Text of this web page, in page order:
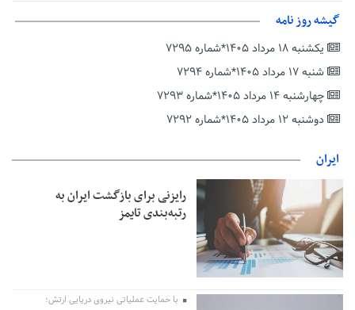
پزشکیان‌: بهترین زمان برای دستیابی به توافق شرایط کنونی است/از
عارف: جنگ اصلی امروز، جنگ روایت‌ها بر سر امید و هویت ملی
است
هشدار معاون وظیفه عمومی گیلان به سربازان فراری؛ اعطای
معافیت شایعه است
ندارد
پس از استعفا
گیشه روز نامه
یکشنبه ۱۸ مرداد ۱۴۰۵*شماره ۷۲۹۵
شنبه ۱۷ مرداد ۱۴۰۵*شماره ۷۲۹۴
چهارشنبه ۱۴ مرداد ۱۴۰۵*شماره ۷۲۹۳
دوشنبه ۱۲ مرداد ۱۴۰۵*شماره ۷۲۹۲
ایران
رایزنی برای بازگشت ایران به
رتبه‌بندی تایمز
با حمایت عملیاتی نیروی دریایی ارتش؛